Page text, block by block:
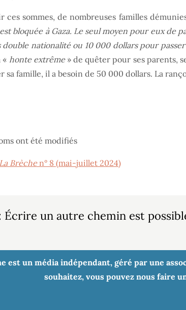
ces sommes, de nombreuses familles
bloquée à Gaza. Le seul moyen pour eux de
double nationalité ou 10 000 dollars pour
« honte extrême» de quêter pour ses parents,
sa famille, il a besoin de 50 000 dollars. La
ont été modifiés
La Brèchen° 8 (mai-juillet 2024)
Écrire un autre chemin est
est un média indépendant, géré par une
souhaitez, vous pouvez nous faire